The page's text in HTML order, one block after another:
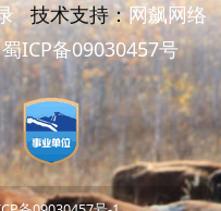
技术支持：网飙网络
蜀ICP备09030457号